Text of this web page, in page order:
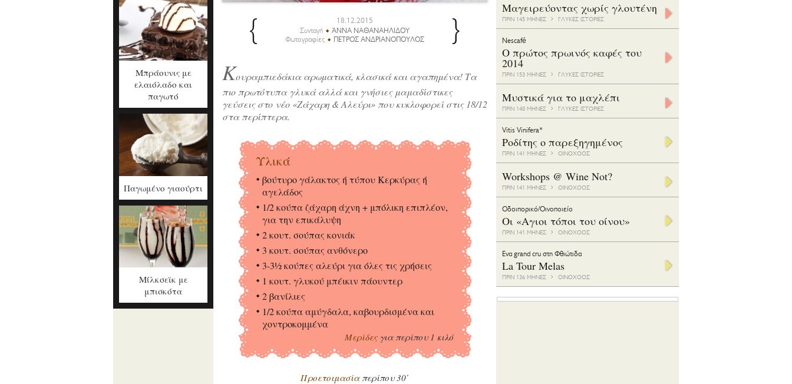
Μπράουνις με
ελαιόλαδο και
παγωτό
Παγωμένο γιαούρτι
Μίλκσεϊκ με
μπισκότα
{ 18.12.2015
Συνταγή
ΆΝΝΑ ΝΑΘΑΝΑΗΛΙΔΟΥ
Φωτογραφίες
ΠΕΤΡΟΣ ΑΝΔΡΙΑΝΟΠΟΥΛΟΣ }
Κουραμπιεδάκια αρωματικά, κλασικά και αγαπημένα! Τα
πιο πρωτότυπα γλυκά αλλά και γνήσιες μαμαδίστικες
γεύσεις στο νέο «Ζάχαρη & Αλεύρι» που κυκλοφορεί στις 18/12
στα περίπτερα.
Υλικά
βούτυρο γάλακτος ή τύπου Κερκύρας ή
αγελάδος
1/2 κούπα ζάχαρη άχνη + μπόλικη επιπλέον,
για την επικάλυψη
2 κουτ. σούπας κονιάκ
3 κουτ. σούπας ανθόνερο
3-3½ κούπες αλεύρι για όλες τις χρήσεις
1 κουτ. γλυκού μπέικιν πάουντερ
2 βανίλιες
1/2 κούπα αμύγδαλα, καβουρδισμένα και
χοντροκομμένα
Μερίδεςγια περίπου 1 κιλό
Προετοιμασίαπερίπου 30΄
Μαγειρεύοντας χωρίς γλουτένη
ΠΡΙΝ 145 ΜΗΝΕΣ ΓΛΥΚΕΣ ΙΣΤΟΡΙΕΣ
Nescafé
Ο πρώτος πρωινός καφές του
2014
ΠΡΙΝ 153 ΜΗΝΕΣ ΓΛΥΚΕΣ ΙΣΤΟΡΙΕΣ
Μυστικά για το μαχλέπι
ΠΡΙΝ 148 ΜΗΝΕΣ ΓΛΥΚΕΣ ΙΣΤΟΡΙΕΣ
Vitis Vinifera*
Ροδίτης ο παρεξηγημένος
ΠΡΙΝ 141 ΜΗΝΕΣ ΟΙΝΟΧΟΟΣ
Workshops @ Wine Not?
ΠΡΙΝ 141 ΜΗΝΕΣ ΟΙΝΟΧΟΟΣ
Οδοιπορικό/Οινοποιείο
Οι «Αγιοι τόποι του οίνου»
ΠΡΙΝ 141 ΜΗΝΕΣ ΟΙΝΟΧΟΟΣ
Eνα grand cru στη Φθιώτιδα
La Tour Melas
ΠΡΙΝ 136 ΜΗΝΕΣ ΟΙΝΟΧΟΟΣ